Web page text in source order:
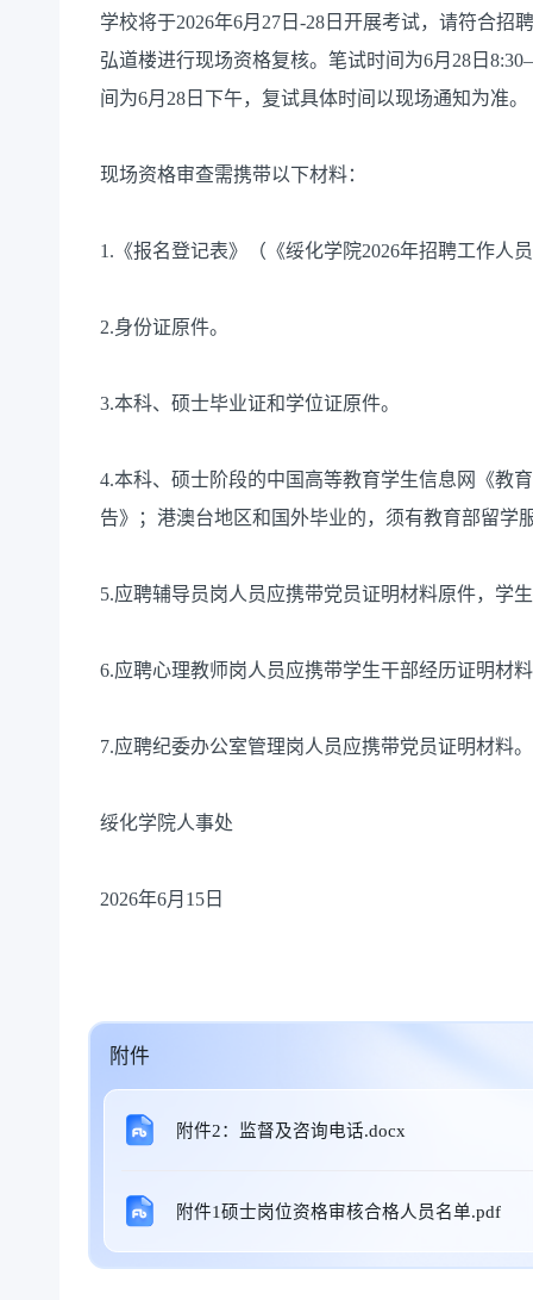
学校将于2026年6月27日-28日开展考试，请符合
弘道楼进行现场资格复核。笔试时间为6月28日
间为6月28日下午，复试具体时间以现场通知为准。
现场资格审查需携带以下材料：
1.《报名登记表》（《绥化学院2026年招聘工作人
2.身份证原件。
3.本科、硕士毕业证和学位证原件。
4.本科、硕士阶段的中国高等教育学生信息网《教
告》；港澳台地区和国外毕业的，须有教育部留学
5.应聘辅导员岗人员应携带党员证明材料原件，学
6.应聘心理教师岗人员应携带学生干部经历证明材
7.应聘纪委办公室管理岗人员应携带党员证明材料。
绥化学院人事处
2026年6月15日
附件
附件2：监督及咨询电话.docx
附件1硕士岗位资格审核合格人员名单.pdf